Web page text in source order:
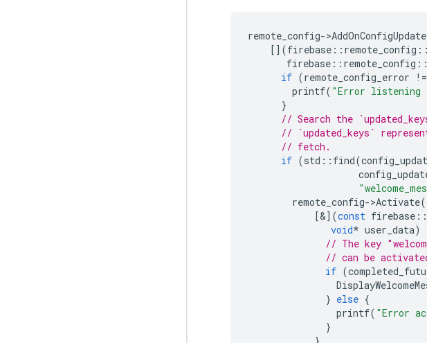
remote_config->
[](firebase :: remote_config ::
firebase :: remote_config ::
if (remote_config_error !=
printf( "Error listening
}
// Search the
// `updated_keys`
// fetch.
if (std :: find(
remote_config->Activate
[&](const firebase ::
void* user_data)
// The key
// can be
if (
} else {
printf( "Error
}